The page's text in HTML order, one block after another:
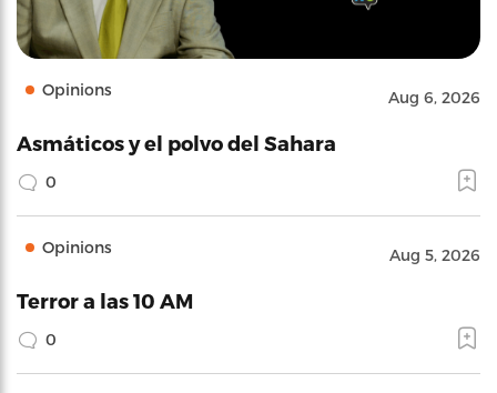
Opinions Aug 6, 2026
Asmáticos y el polvo del Sahara
0
Opinions Aug 5, 2026
Terror a las 10 AM
0